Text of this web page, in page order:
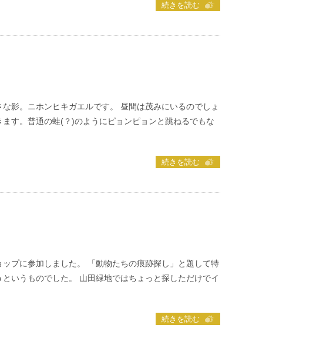
続きを読む
影。ニホンヒキガエルです。 昼間は茂みにいるのでしょ
す。普通の蛙(？)のようにピョンピョンと跳ねるでもな
続きを読む
プに参加しました。 「動物たちの痕跡探し」と題して特
いうものでした。 山田緑地ではちょっと探しただけでイ
続きを読む